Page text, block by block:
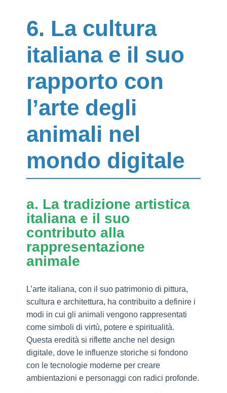
6. La cultura
italiana e il suo
rapporto con
l’arte degli
animali nel
mondo digitale
a. La tradizione artistica
italiana e il suo
contributo alla
rappresentazione
animale
L’arte italiana, con il suo patrimonio di pittura,
scultura e architettura, ha contribuito a definire i
modi in cui gli animali vengono rappresentati
come simboli di virtù, potere e spiritualità.
Questa eredità si riflette anche nel design
digitale, dove le influenze storiche si fondono
con le tecnologie moderne per creare
ambientazioni e personaggi con radici profonde.